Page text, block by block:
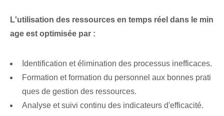
L'utilisation des ressources en temps réel dans le min
age est optimisée par :
Identification et élimination des processus inefficaces.
Formation et formation du personnel aux bonnes prati
ques de gestion des ressources.
Analyse et suivi continu des indicateurs d'efficacité.